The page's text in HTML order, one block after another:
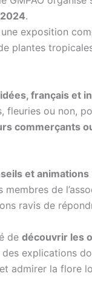
.
exposition
plantes
français et
fleuries ou non,
commerçants
et animations
de
ravis de
de découvrir les
explications
admirer la flore